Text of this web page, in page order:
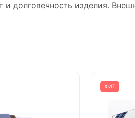
долговечность изделия.
ХИТ